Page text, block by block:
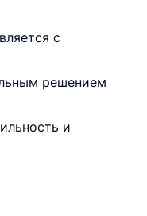
с
решением
и